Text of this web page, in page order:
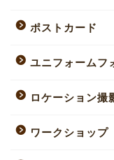
ポストカード
ユニフォームフ
ロケーション撮
ワークショップ